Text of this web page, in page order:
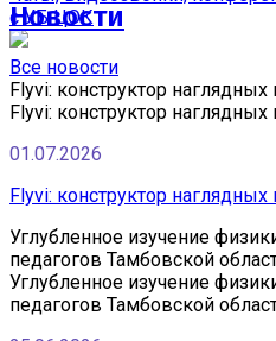
с УБ ЦОК
Новости
Все новости
Flyvi: конструктор наглядных
Flyvi: конструктор наглядных
01.07.2026
Flyvi: конструктор наглядных
Углубленное изучение
педагогов Тамбовской
Углубленное изучение
педагогов Тамбовской